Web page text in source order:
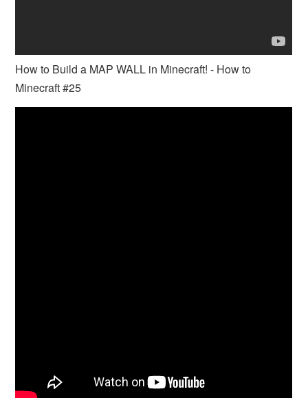
How to Build a MAP WALL in Minecraft! - How to
Minecraft #25